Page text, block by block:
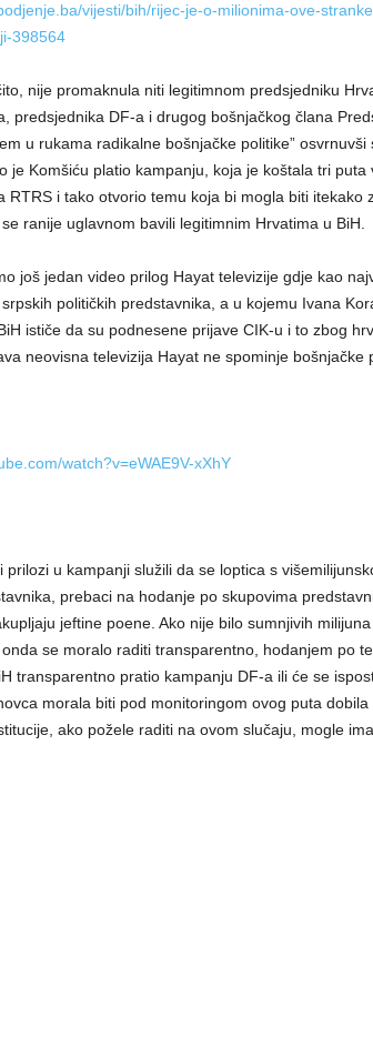
vijesti/bih/rijec-je-o-milionima-ove-
398564
nije promaknula niti legitimnom predsjedniku
predsjednika DF-a i drugog bošnjačkog člana
u rukama radikalne bošnjačke politike”
je Komšiću platio kampanju, koja je koštala tri
RTRS i tako otvorio temu koja bi mogla biti itekako
ranije uglavnom bavili legitimnim Hrvatima u BiH.
još jedan video prilog Hayat televizije gdje kao
političkih predstavnika, a u kojemu Ivana
ističe da su podnesene prijave CIK-u i to zbog
neovisna televizija Hayat ne spominje bošnjačke
watch?v=eWAE9V-xXhY
prilozi u kampanji služili da se loptica s
prebaci na hodanje po skupovima
jeftine poene. Ako nije bilo sumnjivih
se moralo raditi transparentno, hodanjem po
transparentno pratio kampanju DF-a ili će se
morala biti pod monitoringom ovog puta dobila
ako požele raditi na ovom slučaju, mogle